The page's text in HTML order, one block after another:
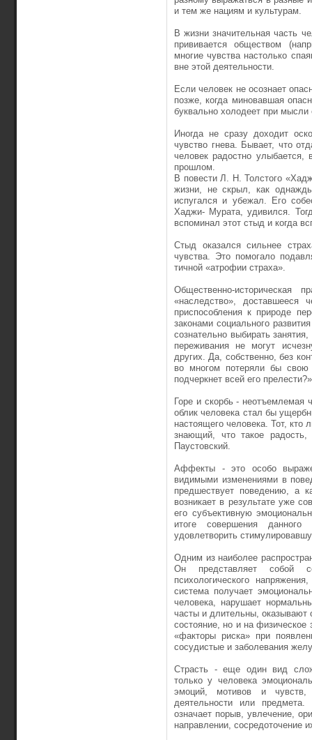
и тем же нациям и культурам.
В жизни значительная часть
прививается обществом
многие чувства настолько
вне этой деятельности.
Если человек не осознает
позже, когда миновав­шая
буквально холодеет при мысли
Иногда не сразу доходит
чувство гнева. Бывает, что
человек радостно улыбается,
прошлом.
В повести Л. Н. Толстого
жизни, не скрыл, как
испугался и убежал. Его
Хаджи- Мурата, удивился.
вспоминал этот стыд и когда
Стыд оказался сильнее
чувства. Это помогало
тичной «атрофии страха».
Общественно-историческая
«наследство»,
приспособ­ления к природе
законами социального
сознательно выбирать
переживания не могут
других. Да, собствен­но, без
во многом потеряли бы
подчеркнет всей его
Горе и скорбь - неотъемлемая
облик человека стал бы
настоящего человека. Тот, кто
знающий, что та­кое
Паустовский.
Аффекты - это особо
видимыми изменениями в
предшествует поведению, а
возникает в результа­те уже
его субъективную
итоге совершения данного
удовлетворить
Одним из наиболее
Он представляет собой
психологического
система получает
человека, нарушает
часты и длительны, оказывают
состояние, но и на
«факторы риска» при
сосудистые и заболевания
Страсть - еще один вид
только у человека
эмоций, мотивов и чувств,
деятельности или
означает порыв, увлечение,
направлении, сосредоточение